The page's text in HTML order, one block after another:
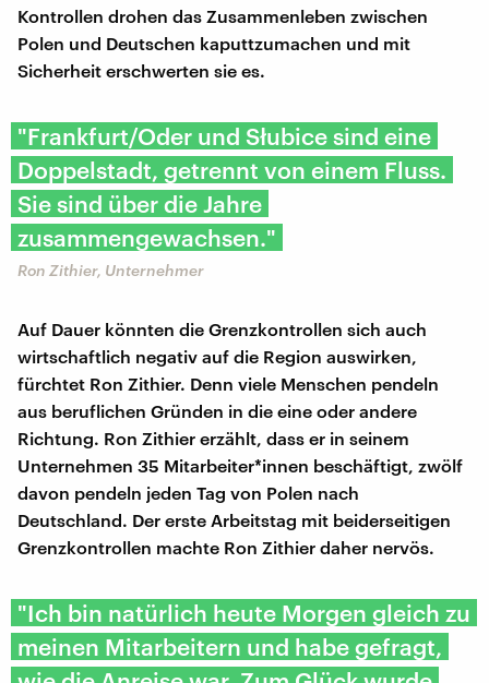
Kontrollen drohen das Zusammenleben zwischen
Polen und Deutschen kaputtzumachen und mit
Sicherheit erschwerten sie es.
"Frankfurt/Oder und Słubice sind eine
Doppelstadt, getrennt von einem Fluss.
Sie sind über die Jahre
zusammengewachsen."
Ron Zithier, Unternehmer
Auf Dauer könnten die Grenzkontrollen sich auch
wirtschaftlich negativ auf die Region auswirken,
fürchtet Ron Zithier. Denn viele Menschen pendeln
aus beruflichen Gründen in die eine oder andere
Richtung. Ron Zithier erzählt, dass er in seinem
Unternehmen 35 Mitarbeiter*innen beschäftigt, zwölf
davon pendeln jeden Tag von Polen nach
Deutschland. Der erste Arbeitstag mit beiderseitigen
Grenzkontrollen machte Ron Zithier daher nervös.
"Ich bin natürlich heute Morgen gleich zu
meinen Mitarbeitern und habe gefragt,